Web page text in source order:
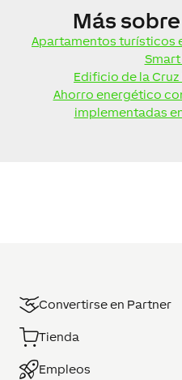
Más
Apartamentos turísticos
Edificio de la
Ahorro energético
implementadas
Convertirse en Partner
Tienda
Empleos